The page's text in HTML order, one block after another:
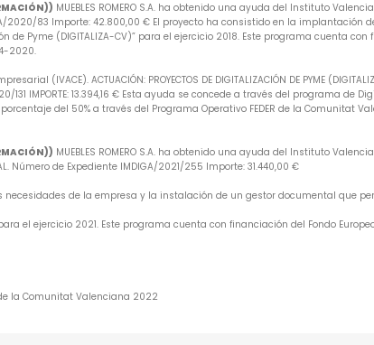
MUEBLES ROMERO S.A. ha obtenido una ayuda del Instituto
2020/83 Importe: 42.800,00 € El proyecto ha consistido en la
Pyme (DIGITALIZA-CV)” para el ejercicio 2018. Este programa cuenta con
2020.
ACTUACIÓN: PROYECTOS DE DIGITALIZACIÓN DE PYME (DIGITALIZA-
2020/131 IMPORTE: 13.394,16 € Esta ayuda se concede a través del
del 50% a través del Programa Operativo FEDER de la Comunitat
MUEBLES ROMERO S.A. ha obtenido una ayuda del Instituto
Número de Expediente IMDIGA/2021/255 Importe: 31.440,00 €
de la empresa y la instalación de un gestor documental que
el ejercicio 2021. Este programa cuenta con financiación del Fondo
la Comunitat Valenciana 2022